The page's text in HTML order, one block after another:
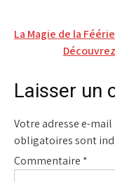
Navigation
l’article
La Magie de la
Laisser un
Votre adresse e-mail
obligatoires sont
Commentaire *